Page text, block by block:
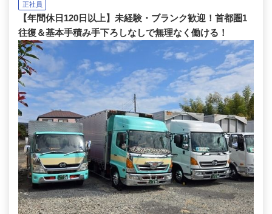
正社員
【年間休日120日以上】未経験・ブランク歓迎！首都圏1
往復＆基本手積み手下ろしなしで無理なく働ける！